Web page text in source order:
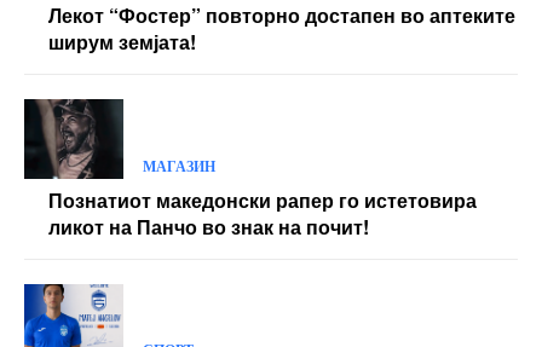
Лекот “Фостер” повторно достапен во аптеките
ширум земјата!
МАГАЗИН
Познатиот македонски рапер го истетовира
ликот на Панчо во знак на почит!